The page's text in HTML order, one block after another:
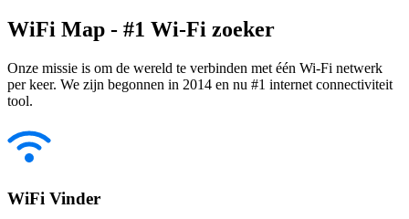
WiFi Map - #1 Wi-Fi zoeker
Onze missie is om de wereld te verbinden met één Wi-Fi netwerk
per keer. We zijn begonnen in 2014 en nu #1 internet connectiviteit
tool.
WiFi Vinder